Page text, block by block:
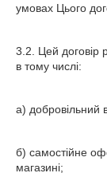
умовах Цього
3.2. Цей договір
в тому числі:
а) добровільний
б) самостійне
магазині;